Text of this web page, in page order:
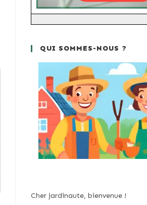
QUI SOMMES-NOUS ?
Cher jardinaute, bienvenue !